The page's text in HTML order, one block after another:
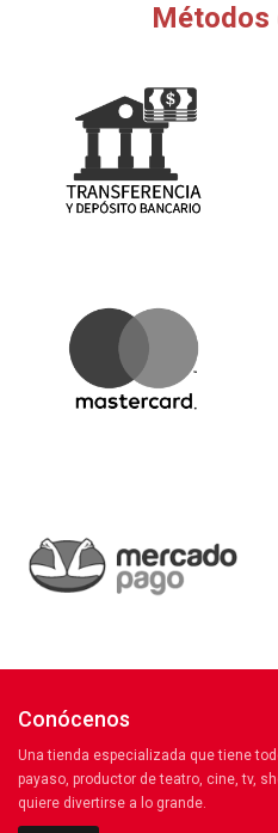
Métodos
Conócenos
Una tienda especializada que tiene
payaso, productor de teatro, cine, tv,
quiere divertirse a lo grande.